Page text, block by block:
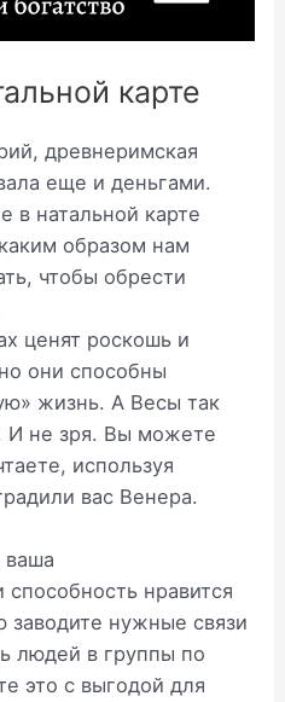
карте
древнеримская
еще и деньгами.
в натальной карте
образом нам
чтобы обрести
ценят роскошь и
они способны
жизнь. А Весы так
И не зря. Вы можете
используя
вас Венера.
ваша
нравится
нужные связи
людей в группы по
это с выгодой для